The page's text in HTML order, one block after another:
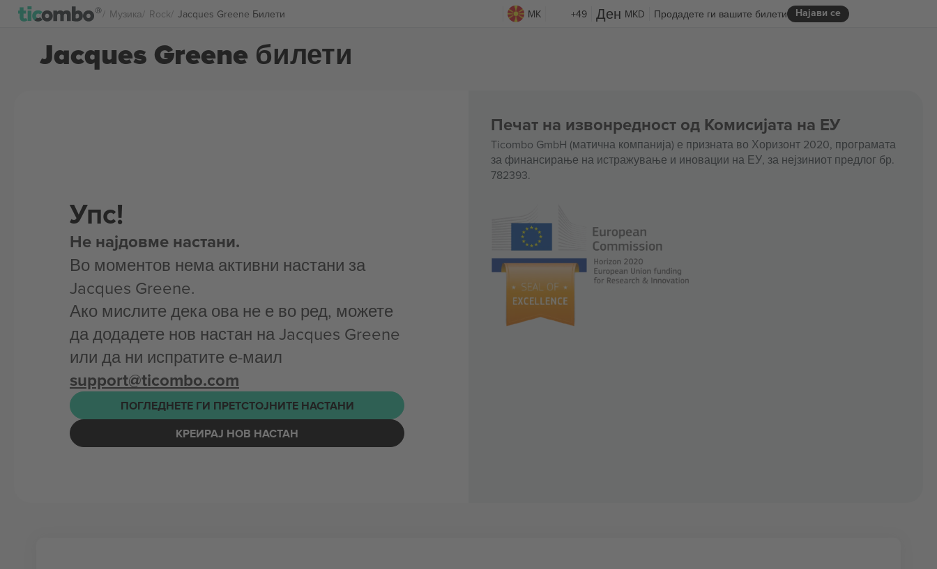
Музика Rock Jacques Greene Билети MK +49 MKD Најави се
Продадете ги вашите билети
Jacques Greene билети
Упс!
Не најдовме настани.
Во моментов нема активни настани за
Jacques Greene.
Ако мислите дека ова не е во ред, можете
да додадете нов настан на Jacques Greene
или да ни испратите е-маил
support@ticombo.com
ПОГЛЕДНЕТЕ ГИ ПРЕТСТОЈНИТЕ НАСТАНИ
КРЕИРАЈ НОВ НАСТАН
Печат на извонредност од Комисијата на ЕУ
Ticombo GmbH (матична компанија) е призната во Хоризонт 2020, програмата
за финансирање на истражување и иновации на ЕУ, за нејзиниот предлог бр.
782393.